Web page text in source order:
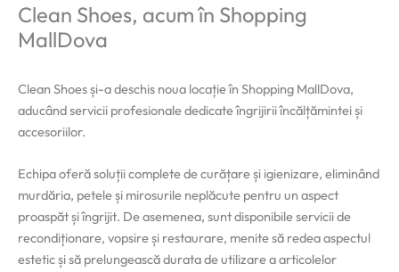
Clean Shoes, acum în Shopping
MallDova
Clean Shoes și-a deschis noua locație în Shopping MallDova,
aducând servicii profesionale dedicate îngrijirii încălțămintei și
accesoriilor.
Echipa oferă soluții complete de curățare și igienizare, eliminând
murdăria, petele și mirosurile neplăcute pentru un aspect
proaspăt și îngrijit. De asemenea, sunt disponibile servicii de
recondiționare, vopsire și restaurare, menite să redea aspectul
estetic și să prelungească durata de utilizare a articolelor